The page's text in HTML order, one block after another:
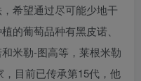
希望通过尽可能少地干
的葡萄品种有黑皮诺、
米勒-图高等，莱根米勒
目前已传承第15代，他